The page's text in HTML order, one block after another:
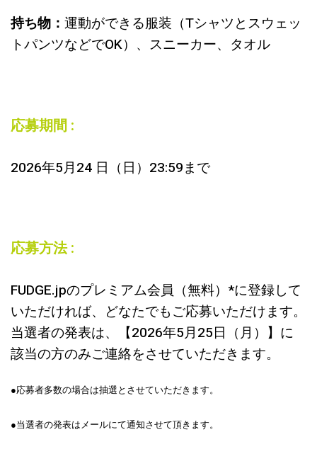
持ち物： 運動ができる服装（Tシャツとスウェッ
トパンツなどでOK）、スニーカー、タオル
応募期間 :
2026年5月24 日（日）23:59まで
応募方法 :
FUDGE.jpのプレミアム会員（無料）*に登録して
いただければ、どなたでもご応募いただけます。
当選者の発表は、【2026年5月25日（月）】に
該当の方のみご連絡をさせていただきます。
●応募者多数の場合は抽選とさせていただきます。
●当選者の発表はメールにて通知させて頂きます。